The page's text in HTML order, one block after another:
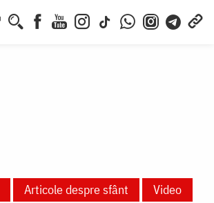
Articole despre sfânt
Video